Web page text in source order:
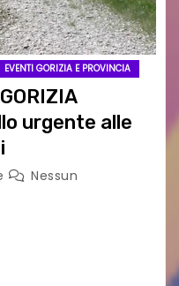
EVENTI GORIZIA E PROVINCIA
urgente alle
Nessun